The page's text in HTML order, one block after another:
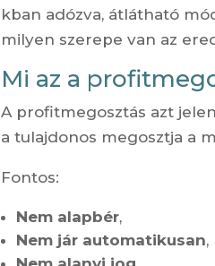
kban adózva, átlátható
milyen szerepe van az
Mi az a
A profitmegosztás azt
a tulajdonos megosztja a
Fontos:
Nem alapbér,
Nem jár automatikusan,